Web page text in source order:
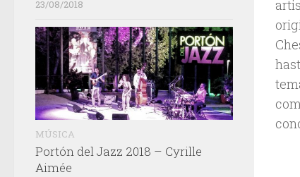
23/08/2018
MÚSICA
Portón del Jazz 2018 – Cyrille
Aimée